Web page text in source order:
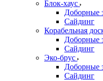
Блок-хаус
Доборные
Сайдинг
Корабельная
Доборные
Сайдинг
Эко-брус
Доборные
Сайдинг